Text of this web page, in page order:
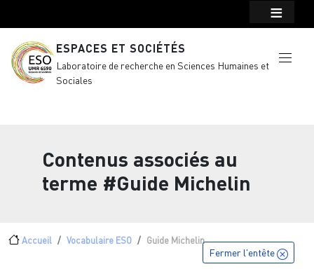
ESPACES ET SOCIÉTÉS
Laboratoire de recherche en Sciences Humaines et
Sociales
Contenus associés au
terme #Guide Michelin
Fil d'Ariane
Accueil Vocabulaire ESO Guide Michelin
Fermer l'entête